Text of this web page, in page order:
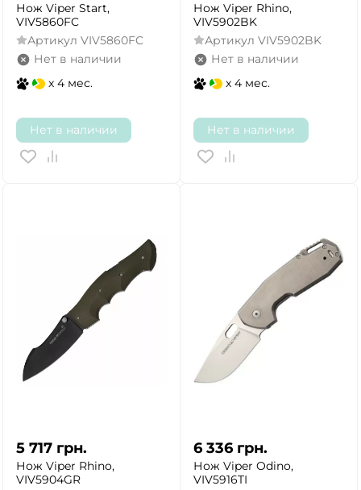
Нож Viper Start,
VIV5860FC
Артикул VIV5860FC
Нет в наличии
x 4 мес.
Нет в наличии
Нож Viper Rhino,
VIV5902BK
Артикул VIV5902BK
Нет в наличии
x 4 мес.
Нет в наличии
5 717 грн.
Нож Viper Rhino,
VIV5904GR
6 336 грн.
Нож Viper Odino,
VIV5916TI